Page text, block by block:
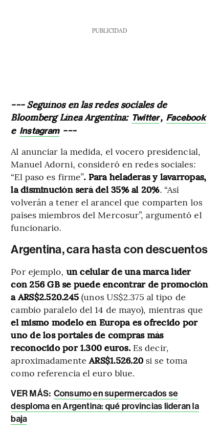
PUBLICIDAD
--- Seguínos en las redes sociales de
Bloomberg Línea Argentina: Twitter, Facebook
e Instagram ---
Al anunciar la medida, el vocero presidencial,
Manuel Adorni, consideró en redes sociales:
“El paso es firme”. Para heladeras y lavarropas,
la disminución será del 35% al 20%. “Así
volverán a tener el arancel que comparten los
países miembros del Mercosur”, argumentó el
funcionario.
Argentina, cara hasta con descuentos
Por ejemplo, un celular de una marca líder
con 256 GB se puede encontrar de promoción
a ARS$2.520.245(unos US$2.375 al tipo de
cambio paralelo del 14 de mayo), mientras que
el mismo modelo en Europa es ofrecido por
uno de los portales de compras más
reconocido por 1.300 euros.Es decir,
aproximadamente ARS$1.526.20 si se toma
como referencia el euro blue.
VER MÁS: Consumo en supermercados se
desploma en Argentina: qué provincias lideran la
baja